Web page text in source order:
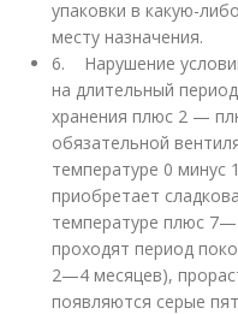
упаковки в какую-
месту назначения.
6. Нарушение
на длительный
хранения плюс 2 —
обязательной
температуре 0 минус
приобретает
температуре плюс
проходят период
2—4 месяцев),
появляются серые